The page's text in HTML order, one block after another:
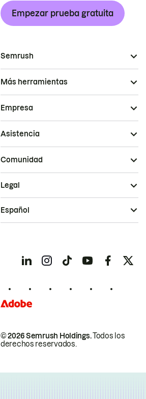
Empezar prueba gratuita
Semrush
Más herramientas
Empresa
Asistencia
Comunidad
© 2026 Semrush Holdings.Todos los
derechos reservados.
Legal
Español